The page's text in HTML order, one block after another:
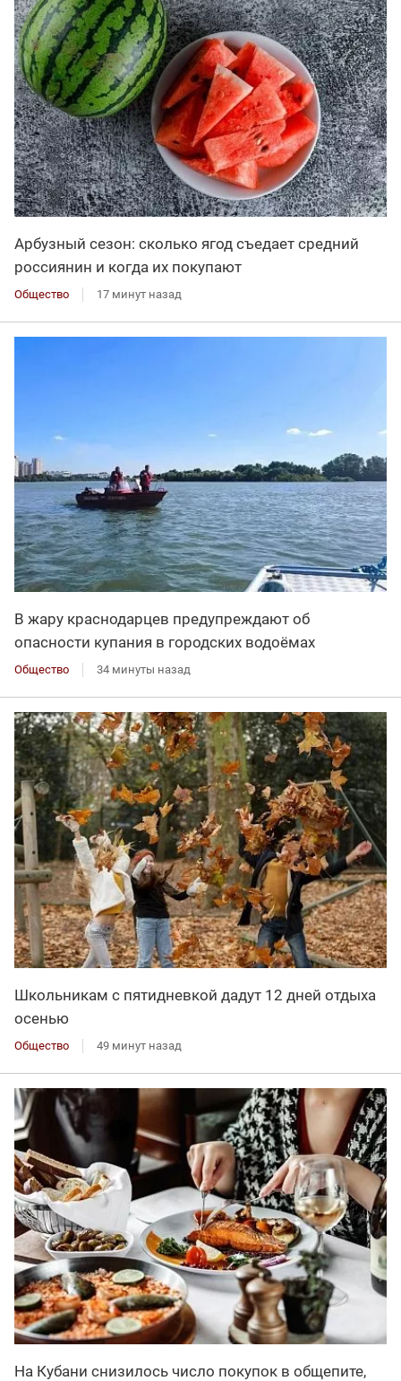
Арбузный сезон: сколько ягод съедает средний
россиянин и когда их покупают
Общество 17 минут назад
В жару краснодарцев предупреждают об
опасности купания в городских водоёмах
Общество 34 минуты назад
Школьникам с пятидневкой дадут 12 дней отдыха
осенью
Общество 49 минут назад
На Кубани снизилось число покупок в общепите,